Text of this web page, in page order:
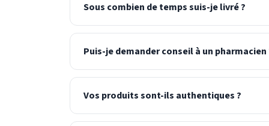
Sous combien de temps suis-je livré ?
Puis-je demander conseil à un pharmacien
Vos produits sont-ils authentiques ?